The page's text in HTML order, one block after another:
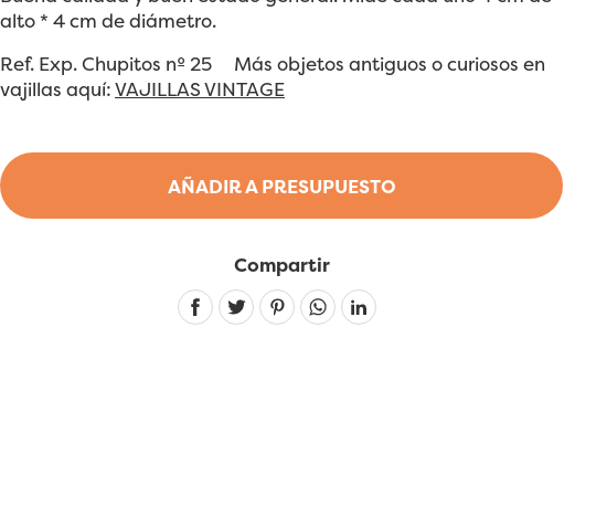
AÑADIR A PRESUPUESTO
alto * 4 cm de diámetro.
Ref. Exp. Chupitos nº 25 Más objetos antiguos o curiosos en
vajillas aquí:VAJILLAS VINTAGE
Compartir
Linkedin